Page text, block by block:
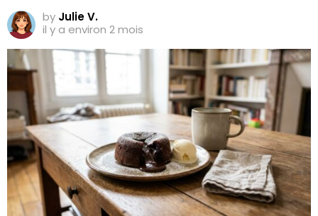
by Julie V.
il y a environ 2 mois